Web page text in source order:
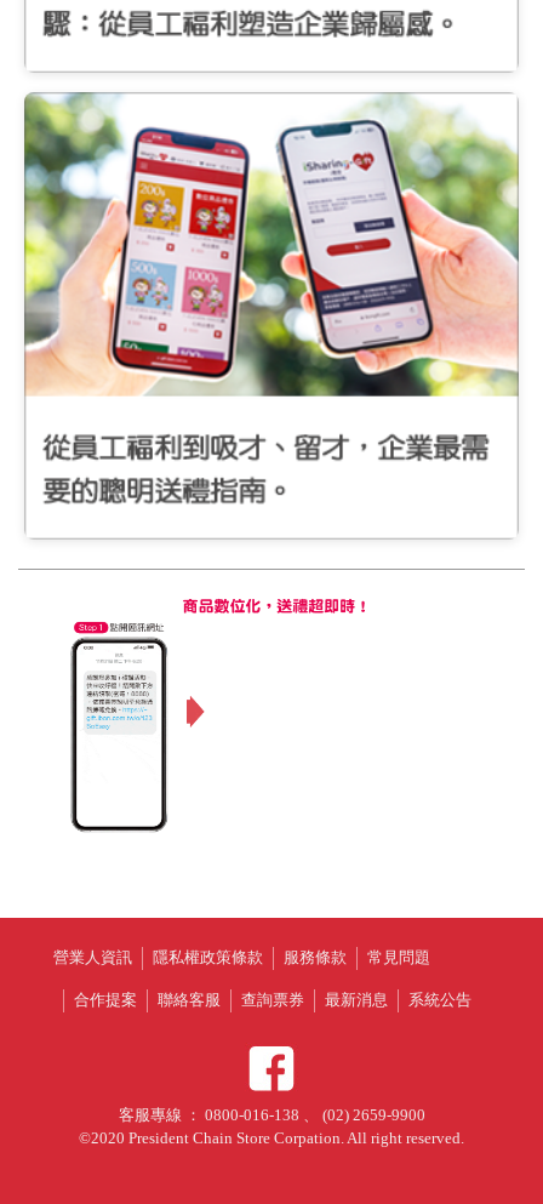
營業人資訊 隱私權政策條款 服務條款 常見問題
合作提案 聯絡客服 查詢票券 最新消息 系統公告
客服專線 ： 0800-016-138 、 (02) 2659-9900
©2020 President Chain Store Corpation. All right reserved.